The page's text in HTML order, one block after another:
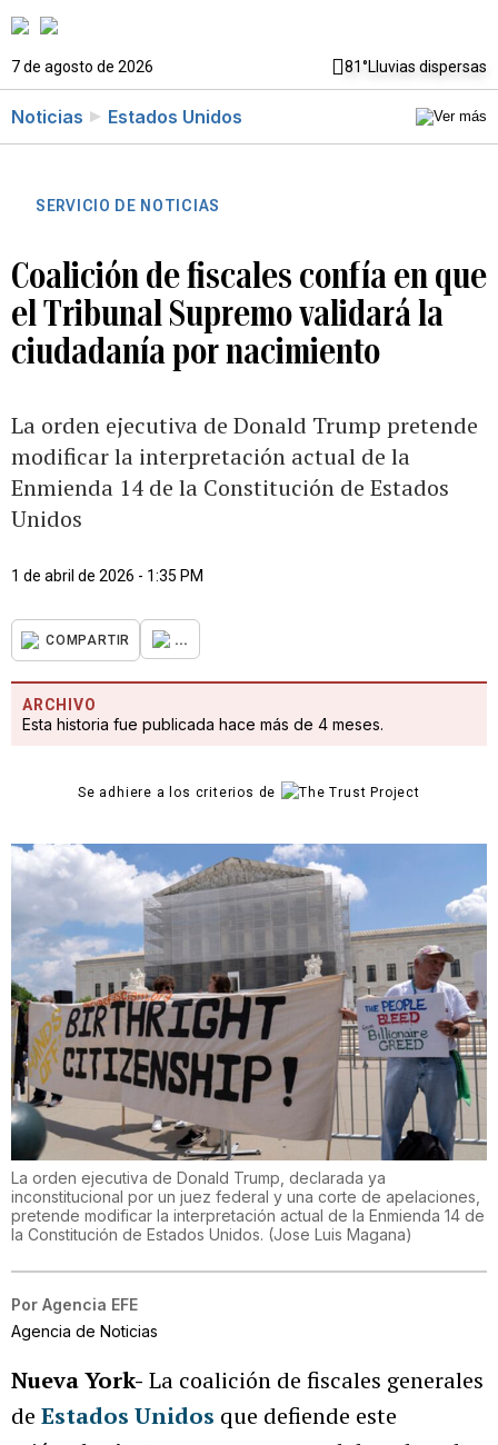
7 de agosto de 2026 81°Lluvias dispersas
Noticias Estados Unidos
SERVICIO DE NOTICIAS
Coalición de fiscales confía en que
el Tribunal Supremo validará la
ciudadanía por nacimiento
La orden ejecutiva de Donald Trump pretende
modificar la interpretación actual de la
Enmienda 14 de la Constitución de Estados
Unidos
1 de abril de 2026 - 1:35 PM
COMPARTIR ...
ARCHIVO
Esta historia fue publicada hace más de 4 meses.
Se adhiere a los criterios de
La orden ejecutiva de Donald Trump, declarada ya
inconstitucional por un juez federal y una corte de apelaciones,
pretende modificar la interpretación actual de la Enmienda 14 de
la Constitución de Estados Unidos. (Jose Luis Magana)
Por Agencia EFE
Agencia de Noticias
Nueva York- La coalición de fiscales generales
de Estados Unidos que defiende este